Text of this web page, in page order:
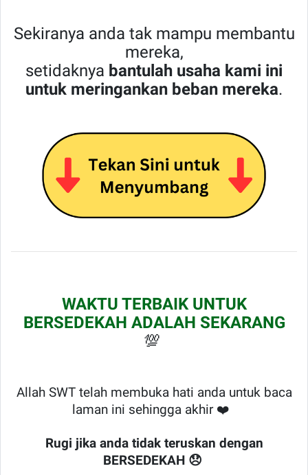
Sekiranya anda tak mampu membantu
mereka,
setidaknya bantulah usaha kami ini
untuk meringankan beban mereka.
WAKTU TERBAIK UNTUK
BERSEDEKAH ADALAH SEKARANG
💯
Allah SWT telah membuka hati anda untuk baca
laman ini sehingga akhir ❤️
Rugi jika anda tidak teruskan dengan
BERSEDEKAH 😞